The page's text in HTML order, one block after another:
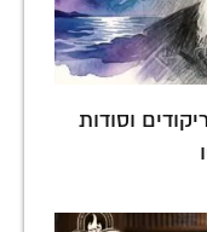
וסודות